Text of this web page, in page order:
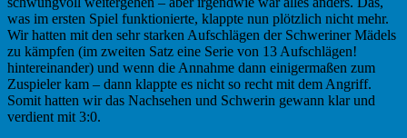
was im ersten Spiel funktionierte, klappte nun plötzlich nicht mehr.
Wir hatten mit den sehr starken Aufschlägen der Schweriner Mädels
zu kämpfen (im zweiten Satz eine Serie von 13 Aufschlägen!
hintereinander) und wenn die Annahme dann einigermaßen zum
Zuspieler kam – dann klappte es nicht so recht mit dem Angriff.
Somit hatten wir das Nachsehen und Schwerin gewann klar und
verdient mit 3:0.